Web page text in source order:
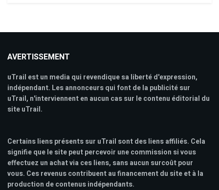
AVERTISSEMENT
uTrail est un media qui revendique sa liberté d'expression,
indépendant. Les annonceurs qui font de la publicité sur
uTrail, n'interviennent en aucun cas sur le contenu éditorial du
site uTrail.
Certains liens présents sur uTrail sont des liens affiliés. Cela
signifie que le site peut percevoir une commission si vous
effectuez un achat via ces liens, sans aucun surcoût pour
vous. Ces revenus contribuent au financement du site et à la
production de contenus indépendants.